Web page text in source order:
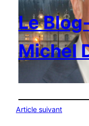
Le
Michel
Article suivant